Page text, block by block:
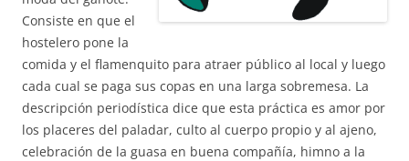
Consiste en que el
hostelero pone la
comida y el flamenquito para atraer público al local y luego
cada cual se paga sus copas en una larga sobremesa. La
descripción periodística dice que esta práctica es amor por
los placeres del paladar, culto al cuerpo propio y al ajeno,
celebración de la guasa en buena compañía, himno a la